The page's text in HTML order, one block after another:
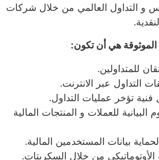
و التداول العالمي من خلال شركات
الموثوقة هي أن تكون:
للمتداولين.
التداول عبر الانترنت.
تؤخر عمليات التداول.
للعملات و المنتجات المالية
بيانات المستخدمين المالية.
الأوتوماتيكي من خلال السكربتات.